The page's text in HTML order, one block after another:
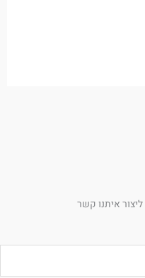
איתנו קשר